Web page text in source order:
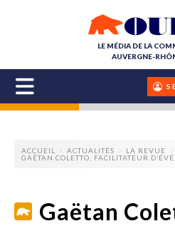
LE MÉDIA DE LA
AUVERGNE-
ACCUEIL ACTUALITÉS
LA REVUE
GAËTAN COLETTO, FACILITATEUR
Gaëtan